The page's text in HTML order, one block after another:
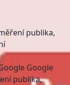
publika,
Google
publika,